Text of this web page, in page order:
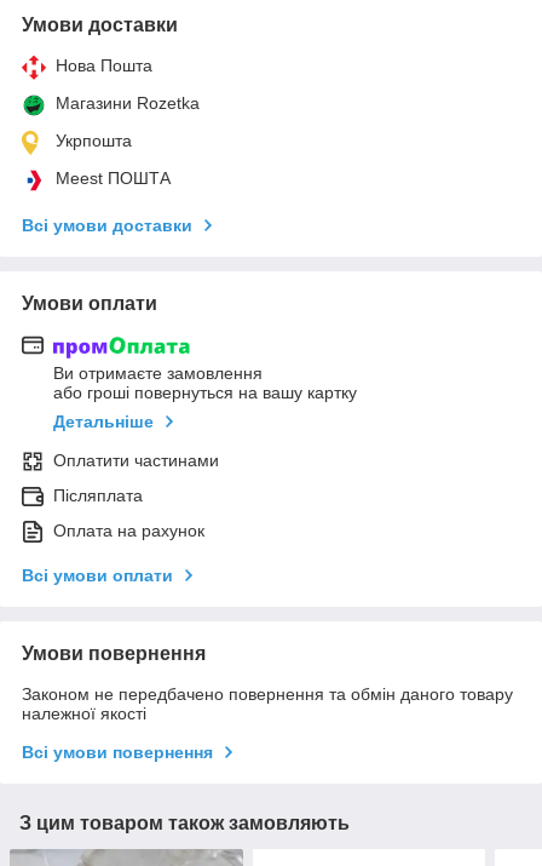
Умови доставки
Нова Пошта
Магазини Rozetka
Укрпошта
Meest ПОШТА
Всі умови доставки
Умови оплати
Ви отримаєте замовлення
або гроші повернуться на вашу картку
Детальніше
Оплатити частинами
Післяплата
Оплата на рахунок
Всі умови оплати
Умови повернення
Законом не передбачено повернення та обмін даного товару
належної якості
Всі умови повернення
З цим товаром також замовляють